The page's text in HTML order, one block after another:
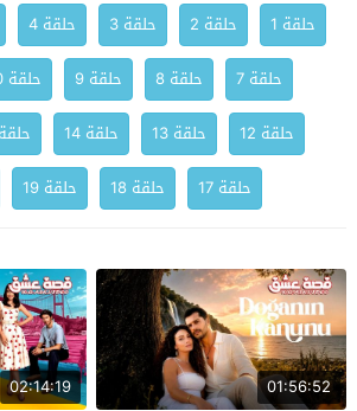
حلقة 1 حلقة 2 حلقة 3 حلقة 4
حلقة 7
حلقة 8 حلقة 9 حلقة 10
حلقة 12
حلقة 13 حلقة 14 حلقة 15
حلقة 17
حلقة 18 حلقة 19
01:56:52
02:14:19